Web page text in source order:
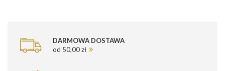
DARMOWA DOSTAWA
od 50,00 zł